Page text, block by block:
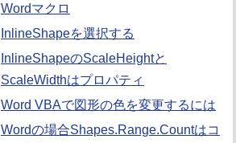
Wordマクロ
InlineShapeを選択する
InlineShapeのScaleHeightと
ScaleWidthはプロパティ
Word VBAで図形の色を変更するには
Wordの場合Shapes.Range.Countはコ